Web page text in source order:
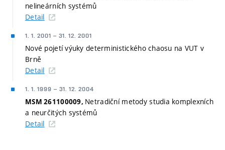
nelineárních systémů
Detail
1. 1. 2001 – 31. 12. 2001
Nové pojetí výuky deterministického chaosu na VUT v
Brně
Detail
1. 1. 1999 – 31. 12. 2004
MSM 261100009, Netradiční metody studia komplexních
a neurčitých systémů
Detail